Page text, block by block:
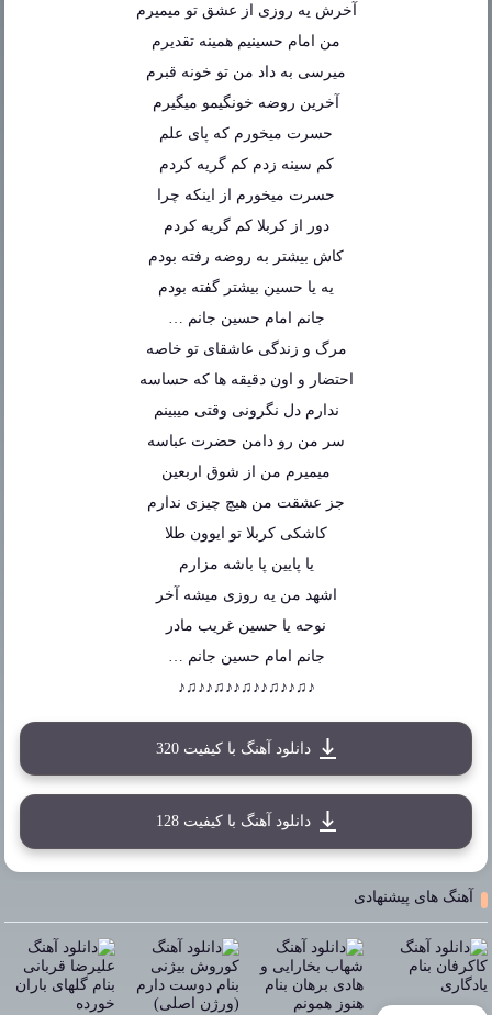
آخرش یه روزی از عشق تو میمیرم
من امام حسینیم همینه تقدیرم
میرسی به داد من تو خونه قبرم
آخرین روضه خونگیمو میگیرم
حسرت میخورم که پای علم
کم سینه زدم کم گریه کردم
حسرت میخورم از اینکه چرا
دور از کربلا کم گریه کردم
کاش بیشتر به روضه رفته بودم
یه یا حسین بیشتر گفته بودم
جانم امام حسین جانم …
مرگ و زندگی عاشقای تو خاصه
احتضار و اون دقیقه ها که حساسه
ندارم دل نگرونی وقتی میبینم
سر من رو دامن حضرت عباسه
میمیرم من از شوق اربعین
جز عشقت من هیچ چیزی ندارم
کاشکی کربلا تو ایوون طلا
یا پایین پا باشه مزارم
اشهد من یه روزی میشه آخر
نوحه یا حسین غریب مادر
جانم امام حسین جانم …
♪♫♪♪♫♪♪♫♪♪♫♪♪♫♪
دانلود آهنگ با کیفیت 320
دانلود آهنگ با کیفیت 128
آهنگ های پیشنهادی